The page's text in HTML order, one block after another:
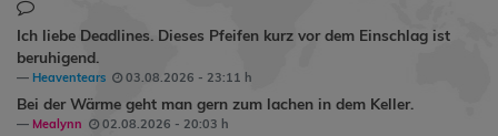
Ich liebe Deadlines. Dieses Pfeifen kurz vor dem Einschlag ist
beruhigend.
Heaventears 03.08.2026 - 23:11 h
Bei der Wärme geht man gern zum lachen in dem Keller.
Mealynn 02.08.2026 - 20:03 h